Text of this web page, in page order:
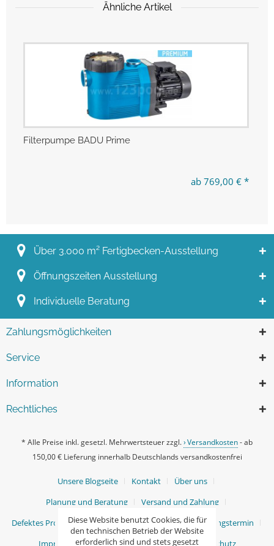
Ähnliche Artikel
Filterpumpe BADU Prime
ab 769,00 € *
Über 3.000 m² Fertigbecken-Ausstellung
Öffnungszeiten Ausstellung
Individuelle Beratung
Zahlungsmöglichkeiten
Service
Information
Rechtliches
* Alle Preise inkl. gesetzl. Mehrwertsteuer zzgl. Versandkosten- ab
150,00 € Lieferung innerhalb Deutschlands versandkostenfrei
Unsere Blogseite Kontakt
Über uns
Planung und Beratung
Versand und Zahlung
Defektes Produkt / Ersatzteile
Ihr persönlicher Beratungstermin
Impressum
AGB Widerrufsrecht Datenschutz
Diese Website benutzt Cookies, die für
den technischen Betrieb der Website
erforderlich sind und stets gesetzt